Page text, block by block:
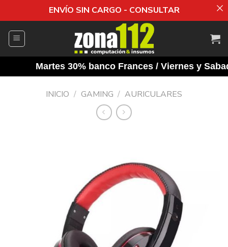
ENVÍO SIN CARGO - CONSULTAR
Martes 30% banco Frances / Viernes y
INICIO / GAMING / AURICULARES